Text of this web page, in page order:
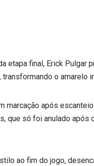
final, Erick Pulgar
o amarelo
após
só foi anulado após
ao fim do jogo,